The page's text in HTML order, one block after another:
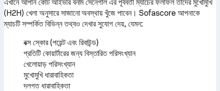
এখানে আপনি কোট আইভরি বনাম সেনেগাল এর পূর্ববর্তী ম্যাচের ফলাফল তাদের মুখোমুখি
(H2H) খেলা অনুসারে সাজানো অবস্থায় খুঁজে পাবেন। Sofascore আপনাকে
ম্যাচটি সম্পর্কিত বিভিন্ন তথ্যও দেখার সুযোগ দেয়, যেমন:
বক্স স্কোর (পয়েন্ট এবং রিবাউন্ড)
প্রতিটি কোয়ার্টারের জন্য বিস্তারিত পরিসংখ্যান
খেলোয়াড় পরিসংখ্যান
মুখোমুখি ধারাবাহিকতা
দলগত ধারাবাহিকতা